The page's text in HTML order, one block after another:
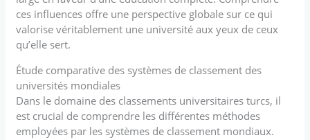
ces influences offre une perspective globale sur ce qui
valorise véritablement une université aux yeux de ceux
qu’elle sert.
Étude comparative des systèmes de classement des
universités mondiales
Dans le domaine des classements universitaires turcs, il
est crucial de comprendre les différentes méthodes
employées par les systèmes de classement mondiaux.